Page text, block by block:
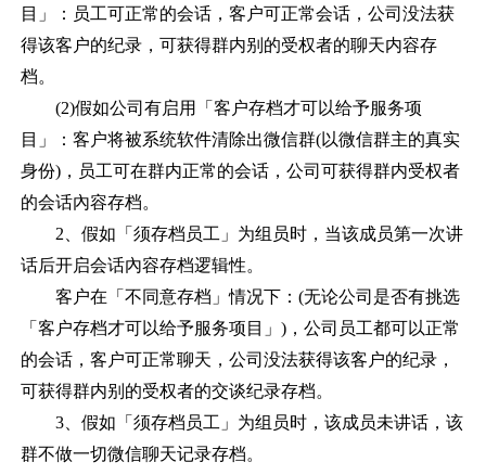
目」：员工可正常的会话，客户可正常会话，公司没法获
得该客户的纪录，可获得群内别的受权者的聊天内容存
档。
(2)假如公司有启用「客户存档才可以给予服务项
目」：客户将被系统软件清除出微信群(以微信群主的真实
身份)，员工可在群内正常的会话，公司可获得群内受权者
的会话內容存档。
2、假如「须存档员工」为组员时，当该成员第一次讲
话后开启会话內容存档逻辑性。
客户在「不同意存档」情况下：(无论公司是否有挑选
「客户存档才可以给予服务项目」)，公司员工都可以正常
的会话，客户可正常聊天，公司没法获得该客户的纪录，
可获得群内别的受权者的交谈纪录存档。
3、假如「须存档员工」为组员时，该成员未讲话，该
群不做一切微信聊天记录存档。